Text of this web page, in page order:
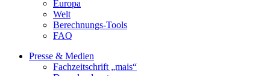
Europa
Welt
Berechnungs-Tools
FAQ
Presse & Medien
Fachzeitschrift „mais“